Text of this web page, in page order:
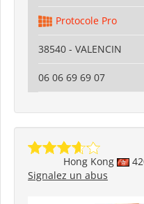
Protocole Pro
38540 - VALENCIN
06 06 69 69 07
Hong Kong
Signalez un abus